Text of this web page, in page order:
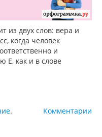
из двух слов: вера и
когда человек
и
Е, как и в слове
Комментарии
.